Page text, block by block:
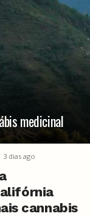
medicinal
3 dias ago
cannabis